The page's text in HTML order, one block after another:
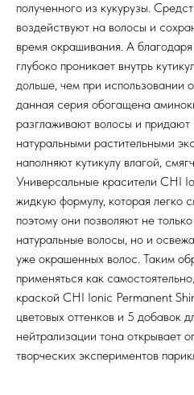
полученного из кукурузы.
воздействуют на волосы и
время окрашивания. А
глубоко проникает внутрь
дольше, чем при использовании
данная серия обогащена
разглаживают волосы и
натуральными растительными
наполняют кутикулу влагой,
Универсальные красители CHI
жидкую формулу, которая легко
поэтому они позволяют не
натуральные волосы, но и
уже окрашенных волос. Таким
применяться как
краской CHI Ionic Permanent
цветовых оттенков и 5 добавок
нейтрализации тона открывает
творческих экспериментов